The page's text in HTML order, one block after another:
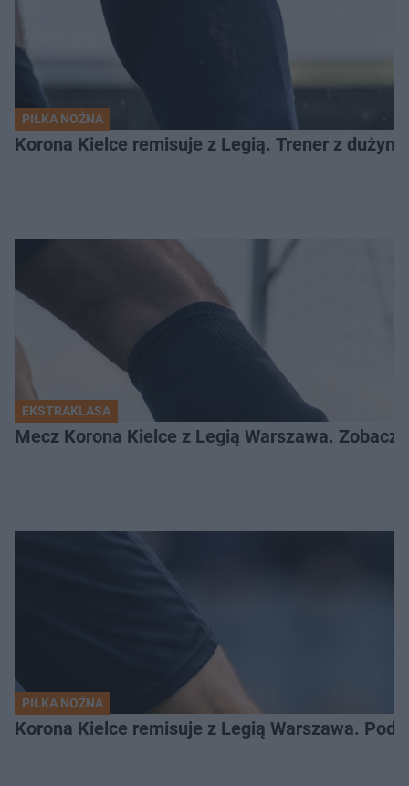
PIŁKA NOŻNA
Korona Kielce remisuje z Legią. Trener z dużym
EKSTRAKLASA
Mecz Korona Kielce z Legią Warszawa. Zobacz
PIŁKA NOŻNA
Korona Kielce remisuje z Legią Warszawa.